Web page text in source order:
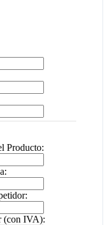
Producto:
(con IVA):